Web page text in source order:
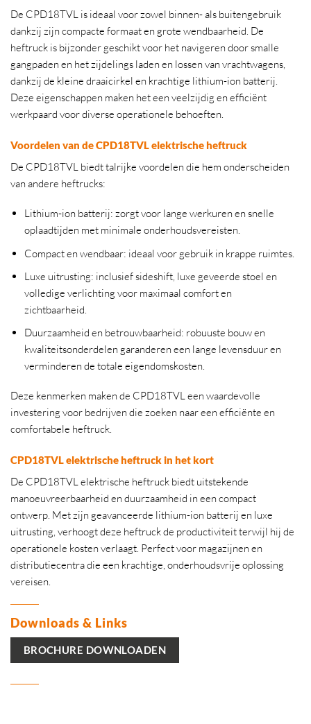
De CPD18TVL is ideaal voor zowel binnen- als buitengebruik
dankzij zijn compacte formaat en grote wendbaarheid. De
heftruck is bijzonder geschikt voor het navigeren door smalle
gangpaden en het zijdelings laden en lossen van vrachtwagens,
dankzij de kleine draaicirkel en krachtige lithium-ion batterij.
Deze eigenschappen maken het een veelzijdig en efficiënt
werkpaard voor diverse operationele behoeften.
Voordelen van de CPD18TVL elektrische heftruck
De CPD18TVL biedt talrijke voordelen die hem onderscheiden
van andere heftrucks:
Lithium-ion batterij: zorgt voor lange werkuren en snelle
oplaadtijden met minimale onderhoudsvereisten.
Compact en wendbaar: ideaal voor gebruik in krappe ruimtes.
Luxe uitrusting: inclusief sideshift, luxe geveerde stoel en
volledige verlichting voor maximaal comfort en
zichtbaarheid.
Duurzaamheid en betrouwbaarheid: robuuste bouw en
kwaliteitsonderdelen garanderen een lange levensduur en
verminderen de totale eigendomskosten.
Deze kenmerken maken de CPD18TVL een waardevolle
investering voor bedrijven die zoeken naar een efficiënte en
comfortabele heftruck.
CPD18TVL elektrische heftruck in het kort
De CPD18TVL elektrische heftruck biedt uitstekende
manoeuvreerbaarheid en duurzaamheid in een compact
ontwerp. Met zijn geavanceerde lithium-ion batterij en luxe
uitrusting, verhoogt deze heftruck de productiviteit terwijl hij de
operationele kosten verlaagt. Perfect voor magazijnen en
distributiecentra die een krachtige, onderhoudsvrije oplossing
vereisen.
Downloads & Links
BROCHURE DOWNLOADEN